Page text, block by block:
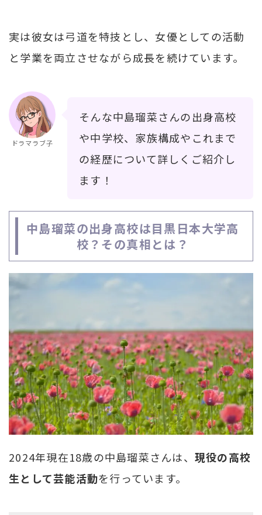
実は彼女は弓道を特技とし、女優としての活動
と学業を両立させながら成長を続けています。
ドラマラブ子
そんな中島瑠菜さんの出身高校
や中学校、家族構成やこれまで
の経歴について詳しくご紹介し
ます！
中島瑠菜の出身高校は目黒日本大学高
校？その真相とは？
2024年現在18歳の中島瑠菜さんは、 現役の高校
生として芸能活動を行っています。